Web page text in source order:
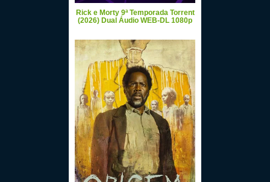
Rick e Morty 9ª Temporada Torrent
(2026) Dual Áudio WEB-DL 1080p